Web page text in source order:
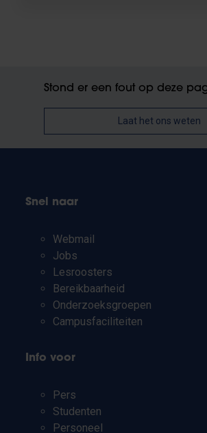
Stond er een fout op deze
Laat het ons weten
Snel naar
Webmail
Jobs
Lesroosters
Bereikbaarheid
Onderzoeksgroepen
Campusfaciliteiten
Info voor
Pers
Studenten
Personeel